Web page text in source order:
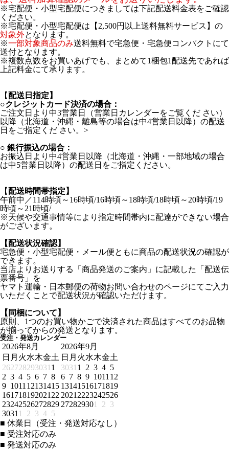
※宅配便・小型宅配便につきましては下記配送料金表をご確認
ください。
※宅配便・小型宅配便は【2,500円以上送料無料サービス】の
対象外となります。
※一部対象商品のみ送料無料で宅急便・宅急便コンパクトにて
送付となります。
※複数点数をお買いあげでも、まとめて1梱包1配送先であれば
上記料金にて承ります。
【配送日指定】
○クレジットカード決済の場合：
ご注文日より中3営業日（営業日カレンダーをご覧くだ さい）
以降（北海道・沖縄・離島等の場合は中4営業日以降）の配送
日をご指定くだ さい。>
○ 銀行振込の場合：
お振込日より中4営業日以降（北海道・沖縄・一部地域の場合
は中5営業日以降）の配送日をご指定ください。
【配送時間帯指定】
午前中／114時頃～16時頃/16時頃～18時頃/18時頃～20時頃/19
時頃～21時頃/
※天候や交通事情等により指定時間帯内に配達ができない場合
がございます。
【配送状況確認】
宅急便・小型宅配便・メール便ともに商品の配送状況の確認が
できます。
当店よりお送りする「商品発送のご案内」に記載した「配送伝
票番号」を
ヤマト運輸・日本郵便の荷物お問い合わせのページにてご入力
いただくことで配送状況が確認いただけます。
【同梱について】
原則、1つのお買い物かごで決済された商品はすべてのお品物
が揃ってからの発送となります。
受注・発送カレンダー
2026年8月
日 月 火水木金土
262728293031 1
2 3 4 5 6 7 8
9 1011 12131415
161718192021 22
23242526272829
3031 1 2 3 4 5
2026年9月
日 月 火水木金土
3031 1 2 3 4 5
6 7 8 9 1011 12
13141516171819
2021 2223242526
272829301 2 3
■ 休業日（受注・発送対応なし）
■ 受注対応のみ
■ 発送対応のみ